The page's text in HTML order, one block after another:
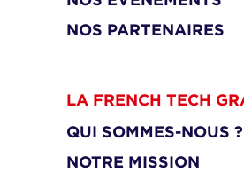
NOS PARTENAIRES
LA FRENCH TECH
QUI SOMMES-NOUS ?
NOTRE MISSION